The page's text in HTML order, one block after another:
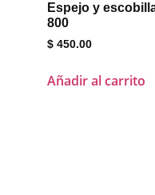
Espejo y
800
$ 450.00
Añadir al carrito